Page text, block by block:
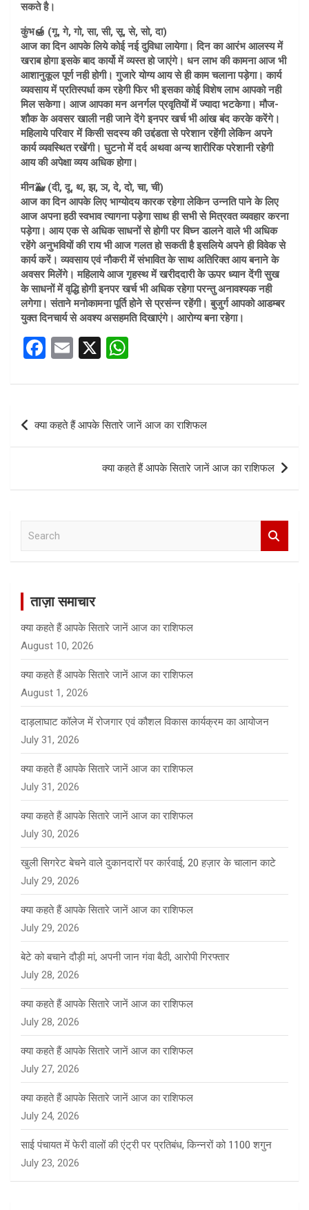
सकते है।
कुंभ🍯 (गू, गे, गो, सा, सी, सू, से, सो, दा)
आज का दिन आपके लिये कोई नई दुविधा लायेगा। दिन का आरंभ आलस्य में
खराब होगा इसके बाद कार्यो में व्यस्त हो जाएंगे। धन लाभ की कामना आज भी
आशानुकूल पूर्ण नही होगी। गुजारे योग्य आय से ही काम चलाना पड़ेगा। कार्य
व्यवसाय में प्रतिस्पर्धा कम रहेगी फिर भी इसका कोई विशेष लाभ आपको नही
मिल सकेगा। आज आपका मन अनर्गल प्रवृतियों में ज्यादा भटकेगा। मौज-
शौक के अवसर खाली नही जाने देंगे इनपर खर्च भी आंख बंद करके करेंगे।
महिलाये परिवार में किसी सदस्य की उद्दंडता से परेशान रहेंगी लेकिन अपने
कार्य व्यवस्थित रखेंगी। घुटनो में दर्द अथवा अन्य शारीरिक परेशानी रहेगी
आय की अपेक्षा व्यय अधिक होगा।
मीन🐳 (दी, दू, थ, झ, ञ, दे, दो, चा, ची)
आज का दिन आपके लिए भाग्योदय कारक रहेगा लेकिन उन्नति पाने के लिए
आज अपना हठी स्वभाव त्यागना पड़ेगा साथ ही सभी से मित्रवत व्यवहार करना
पड़ेगा। आय एक से अधिक साधनों से होगी पर विघ्न डालने वाले भी अधिक
रहेंगे अनुभवियों की राय भी आज गलत हो सकती है इसलिये अपने ही विवेक से
कार्य करें। व्यवसाय एवं नौकरी में संभावित के साथ अतिरिक्त आय बनाने के
अवसर मिलेंगे। महिलाये आज गृहस्थ में खरीददारी के ऊपर ध्यान देंगी सुख
के साधनों में वृद्धि होगी इनपर खर्च भी अधिक रहेगा परन्तु अनावश्यक नही
लगेगा। संताने मनोकामना पूर्ति होने से प्रसंन्न रहेंगी। बुजुर्ग आपको आडम्बर
युक्त दिनचार्य से अवश्य असहमति दिखाएंगे। आरोग्य बना रहेगा।
F
ce
o
E
ail
X
at
s
A
p
p
Post
navigation
क्या कहते हैं आपके सितारे जानें आज का राशिफल
क्या कहते हैं आपके सितारे जानें आज का राशिफल
ताज़ा समाचार
क्या कहते हैं आपके सितारे जानें आज का राशिफल
August 10, 2026
क्या कहते हैं आपके सितारे जानें आज का राशिफल
August 1, 2026
दाड़लाघाट कॉलेज में रोजगार एवं कौशल विकास कार्यक्रम का आयोजन
July 31, 2026
क्या कहते हैं आपके सितारे जानें आज का राशिफल
July 31, 2026
क्या कहते हैं आपके सितारे जानें आज का राशिफल
July 30, 2026
खुली सिगरेट बेचने वाले दुकानदारों पर कार्रवाई, 20 हज़ार के चालान काटे
July 29, 2026
क्या कहते हैं आपके सितारे जानें आज का राशिफल
July 29, 2026
बेटे को बचाने दौड़ी मां, अपनी जान गंवा बैठी, आरोपी गिरफ्तार
July 28, 2026
क्या कहते हैं आपके सितारे जानें आज का राशिफल
July 28, 2026
क्या कहते हैं आपके सितारे जानें आज का राशिफल
July 27, 2026
क्या कहते हैं आपके सितारे जानें आज का राशिफल
July 24, 2026
साई पंचायत में फेरी वालों की एंट्री पर प्रतिबंध, किन्नरों को 1100 शगुन
July 23, 2026